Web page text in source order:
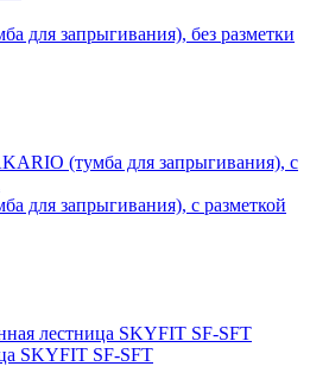
для запрыгивания), без разметки
для запрыгивания), с разметкой
SKYFIT SF-SFT